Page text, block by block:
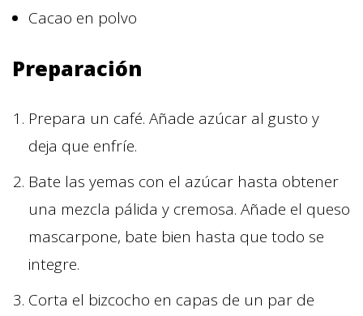
Cacao en polvo
Preparación
Prepara un café. Añade azúcar al gusto y
deja que enfríe.
Bate las yemas con el azúcar hasta obtener
una mezcla pálida y cremosa. Añade el queso
mascarpone, bate bien hasta que todo se
integre.
Corta el bizcocho en capas de un par de